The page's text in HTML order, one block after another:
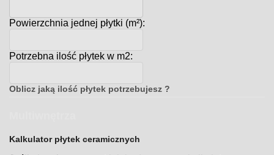
Powierzchnia jednej płytki (m²):
Potrzebna ilość płytek w m2:
Oblicz jaką ilość płytek potrzebujesz ?
Kalkulator płytek ceramicznych